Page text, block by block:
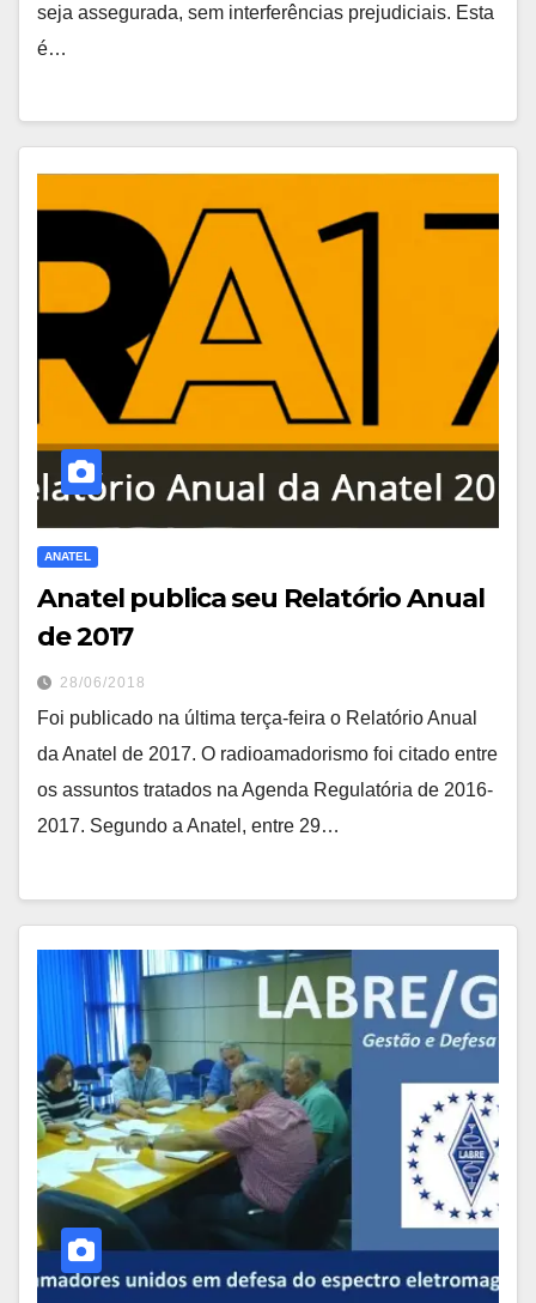
seja assegurada, sem interferências prejudiciais. Esta
é…
ANATEL
Anatel publica seu Relatório Anual
de 2017
28/06/2018
Foi publicado na última terça-feira o Relatório Anual
da Anatel de 2017. O radioamadorismo foi citado entre
os assuntos tratados na Agenda Regulatória de 2016-
2017. Segundo a Anatel, entre 29…